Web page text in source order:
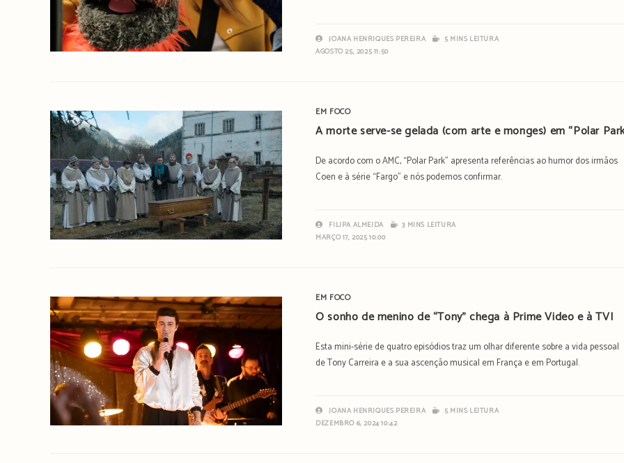
JOANA HENRIQUES PEREIRA
5 MINS LEITURA
AGOSTO 25, 2025 11:50
EM FOCO
A morte serve-se gelada (com arte e monges) em “Polar
De acordo com o AMC, “Polar Park” apresenta referências ao humor dos irmãos
Coen e à série “Fargo” e nós podemos confirmar.
FILIPA ALMEIDA
3 MINS LEITURA
MARÇO 17, 2025 10:00
EM FOCO
O sonho de menino de “Tony” chega à Prime Video e à TVI
Esta mini-série de quatro episódios traz um olhar diferente sobre a vida pessoal
de Tony Carreira e a sua ascenção musical em França e em Portugal.
JOANA HENRIQUES PEREIRA
5 MINS LEITURA
DEZEMBRO 6, 2024 10:42